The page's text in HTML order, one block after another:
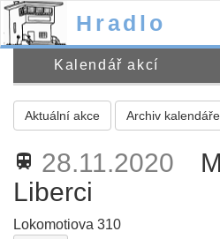
Hradlo
Kalendář akcí
Aktuální akce Archiv kalendáře
train 28.11.2020
Liberci
Lokomotiova 310